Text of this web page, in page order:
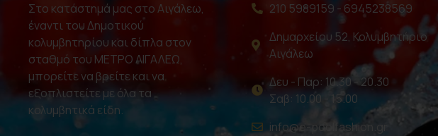
Στο κατάστημά μας στο Αιγάλεω,
έναντι του Δημοτικού
κολυμβητηρίου και δίπλα στον
σταθμό του ΜΕΤΡΟ ΑΙΓΑΛΕΩ,
μπορείτε να βρείτε και να
εξοπλιστείτε με όλα τα
κολυμβητικά είδη.
210 5989159 - 6945238569
Δημαρχείου 52, Κολυμβητήριο
Αιγάλεω
Δευ - Παρ: 10.30 - 20.30
Σαβ: 10.00 - 15.00
info@e-poolfashion.gr